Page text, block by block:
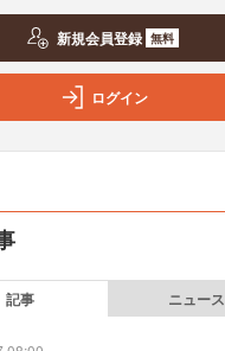
新規会員登録 無料
ログイン
記事 ニュース